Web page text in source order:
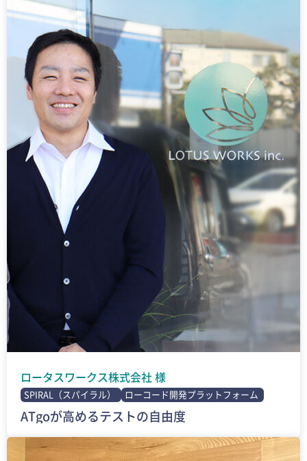
ロータスワークス株式会社 様
SPIRAL（スパイラル） ローコード開発プラットフォーム
ATgoが高めるテストの自由度